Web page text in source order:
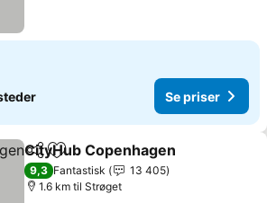
Se priser
Del Legg til i favoritter
CityHub Copenhagen
9,3 Fantastisk
13 405
1.6 km til Strøget